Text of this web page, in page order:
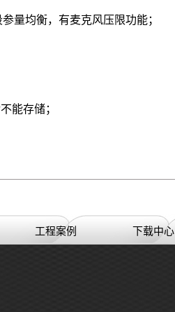
量均衡，有麦克风压限功能；
能存储；
工程案例 下载中心